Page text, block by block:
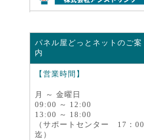
パネル屋どっとネットのご案
内
【営業時間】
月 ～ 金曜日
09:00 ～ 12:00
13:00 ～ 18:00
（サポートセンター 17：00
迄）